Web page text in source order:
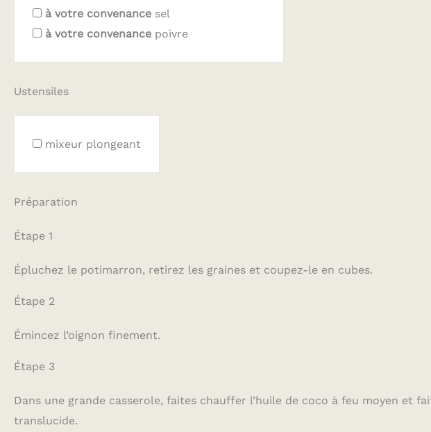
à votre convenance sel
à votre convenance poivre
Ustensiles
mixeur plongeant
Préparation
Étape 1
Épluchez le potimarron, retirez les graines et coupez-le en cubes.
Étape 2
Émincez l’oignon finement.
Étape 3
Dans une grande casserole, faites chauffer l’huile de coco à feu moyen et
translucide.